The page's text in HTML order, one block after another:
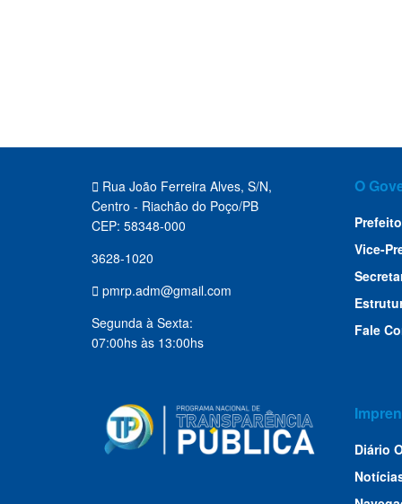
Rua João Ferreira Alves, S/N,
Centro - Riachão do Poço/PB
CEP: 58348-000
3628-1020
pmrp.adm@gmail.com
Segunda à Sexta:
07:00hs às 13:00hs
O
Prefeito
Vice-
Fale
Diário